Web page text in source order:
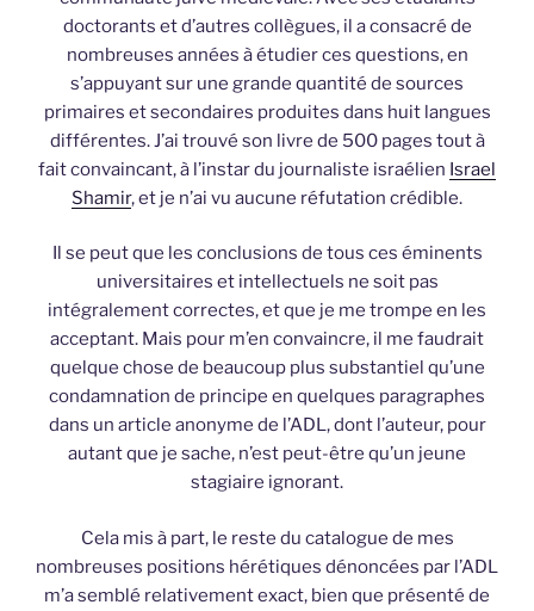
doctorants et d’autres collègues, il a consacré de
nombreuses années à étudier ces questions, en
s’appuyant sur une grande quantité de sources
primaires et secondaires produites dans huit langues
différentes. J’ai trouvé son livre de 500 pages tout à
fait convaincant, à l’instar du journaliste israélien Israel
Shamir, et je n’ai vu aucune réfutation crédible.
Il se peut que les conclusions de tous ces éminents
universitaires et intellectuels ne soit pas
intégralement correctes, et que je me trompe en les
acceptant. Mais pour m’en convaincre, il me faudrait
quelque chose de beaucoup plus substantiel qu’une
condamnation de principe en quelques paragraphes
dans un article anonyme de l’ADL, dont l’auteur, pour
autant que je sache, n’est peut-être qu’un jeune
stagiaire ignorant.
Cela mis à part, le reste du catalogue de mes
nombreuses positions hérétiques dénoncées par l’ADL
m’a semblé relativement exact, bien que présenté de